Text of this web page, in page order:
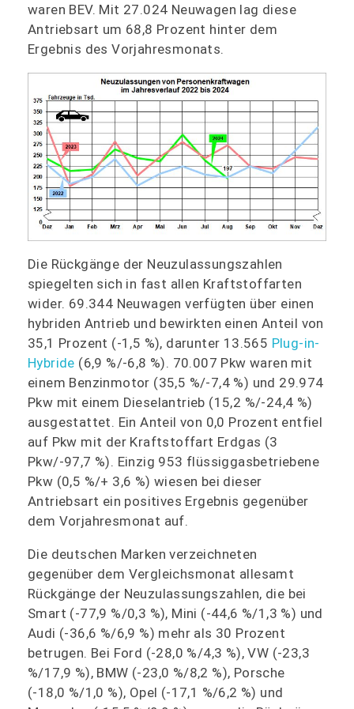
waren BEV. Mit 27.024 Neuwagen lag diese
Antriebsart um 68,8 Prozent hinter dem
Ergebnis des Vorjahresmonats.
Die Rückgänge der Neuzulassungszahlen
spiegelten sich in fast allen Kraftstoffarten
wider. 69.344 Neuwagen verfügten über einen
hybriden Antrieb und bewirkten einen Anteil von
35,1 Prozent (-1,5 %), darunter 13.565 Plug-in-
Hybride (6,9 %/-6,8 %). 70.007 Pkw waren mit
einem Benzinmotor (35,5 %/-7,4 %) und 29.974
Pkw mit einem Dieselantrieb (15,2 %/-24,4 %)
ausgestattet. Ein Anteil von 0,0 Prozent entfiel
auf Pkw mit der Kraftstoffart Erdgas (3
Pkw/-97,7 %). Einzig 953 flüssiggasbetriebene
Pkw (0,5 %/+ 3,6 %) wiesen bei dieser
Antriebsart ein positives Ergebnis gegenüber
dem Vorjahresmonat auf.
Die deutschen Marken verzeichneten
gegenüber dem Vergleichsmonat allesamt
Rückgänge der Neuzulassungszahlen, die bei
Smart (-77,9 %/0,3 %), Mini (-44,6 %/1,3 %) und
Audi (-36,6 %/6,9 %) mehr als 30 Prozent
betrugen. Bei Ford (-28,0 %/4,3 %), VW (-23,3
%/17,9 %), BMW (-23,0 %/8,2 %), Porsche
(-18,0 %/1,0 %), Opel (-17,1 %/6,2 %) und